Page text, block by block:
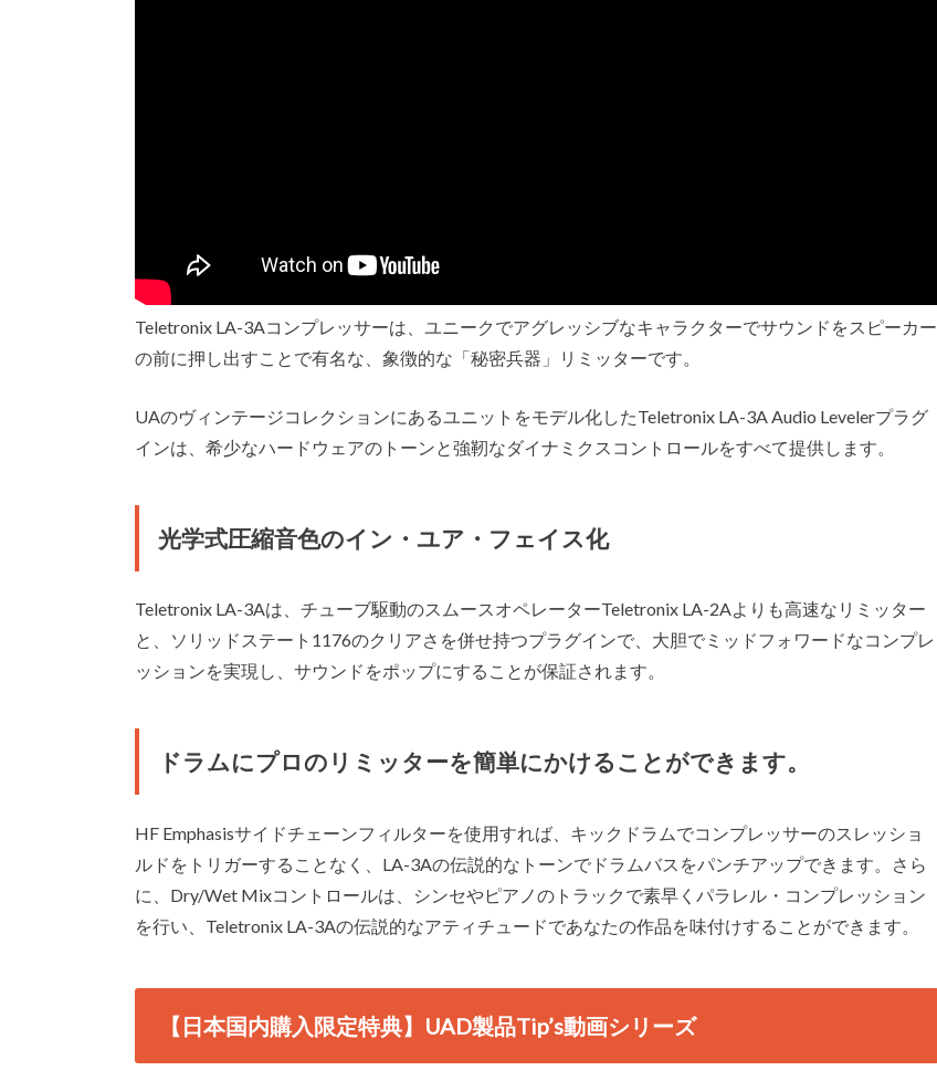
Teletronix LA-3Aコンプレッサーは、ユニークでアグレッシブなキャラクターでサウンドをスピーカー
の前に押し出すことで有名な、象徴的な「秘密兵器」リミッターです。
UAのヴィンテージコレクションにあるユニットをモデル化したTeletronix LA-3A Audio Levelerプラグ
インは、希少なハードウェアのトーンと強靭なダイナミクスコントロールをすべて提供します。
光学式圧縮音色のイン・ユア・フェイス化
Teletronix LA-3Aは、チューブ駆動のスムースオペレーターTeletronix LA-2Aよりも高速なリミッター
と、ソリッドステート1176のクリアさを併せ持つプラグインで、大胆でミッドフォワードなコンプレ
ッションを実現し、サウンドをポップにすることが保証されます。
ドラムにプロのリミッターを簡単にかけることができます。
HF Emphasisサイドチェーンフィルターを使用すれば、キックドラムでコンプレッサーのスレッショ
ルドをトリガーすることなく、LA-3Aの伝説的なトーンでドラムバスをパンチアップできます。さら
に、Dry/Wet Mixコントロールは、シンセやピアノのトラックで素早くパラレル・コンプレッション
を行い、Teletronix LA-3Aの伝説的なアティチュードであなたの作品を味付けすることができます。
【日本国内購入限定特典】UAD製品Tip’s動画シリーズ